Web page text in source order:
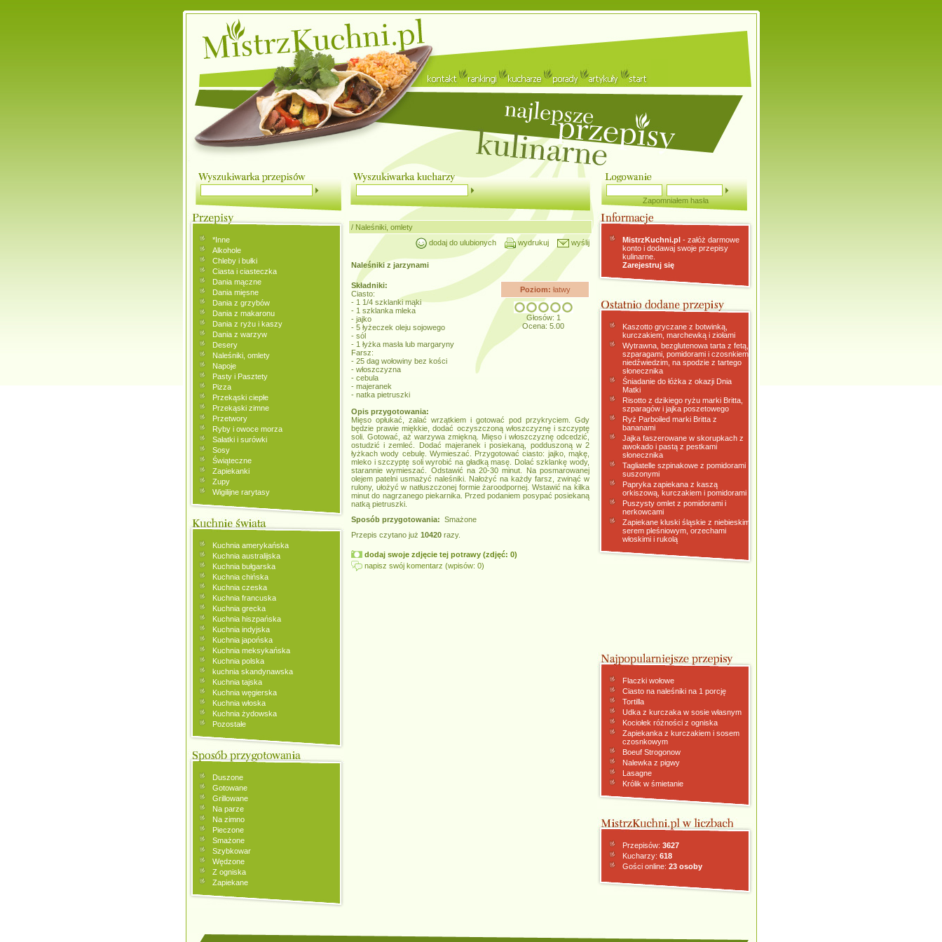
Zapomniałem hasła
*Inne
Alkohole
Chleby i bułki
Ciasta i ciasteczka
Dania mączne
Dania mięsne
Dania z grzybów
Dania z makaronu
Dania z ryżu i kaszy
Dania z warzyw
Desery
Naleśniki, omlety
Napoje
Pasty i Pasztety
Pizza
Przekąski ciepłe
Przekąski zimne
Przetwory
Ryby i owoce morza
Sałatki i surówki
Sosy
Świąteczne
Zapiekanki
Zupy
Wigilijne rarytasy
Kuchnia amerykańska
Kuchnia australijska
Kuchnia bułgarska
Kuchnia chińska
Kuchnia czeska
Kuchnia francuska
Kuchnia grecka
Kuchnia hiszpańska
Kuchnia indyjska
Kuchnia japońska
Kuchnia meksykańska
Kuchnia polska
kuchnia skandynawska
Kuchnia tajska
Kuchnia węgierska
Kuchnia włoska
Kuchnia żydowska
Pozostałe
Duszone
Gotowane
Grillowane
Na parze
Na zimno
Pieczone
Smażone
Szybkowar
Wędzone
Z ogniska
Zapiekane
/ Naleśniki, omlety
dodaj do ulubionych
wydrukuj wyślij
Naleśniki z jarzynami
Poziom: łatwy
Głosów: 1
Ocena: 5.00
Składniki:
Ciasto:
- 1 1/4 szklanki mąki
- 1 szklanka mleka
- jajko
- 5 łyżeczek oleju sojowego
- sól
- 1 łyżka masła lub margaryny
Farsz:
- 25 dag wołowiny bez kości
- włoszczyzna
- cebula
- majeranek
- natka pietruszki
Opis przygotowania:
Mięso opłukać, zalać wrzątkiem i gotować pod przykryciem. Gdy
będzie prawie miękkie, dodać oczyszczoną włoszczyznę i szczyptę
soli. Gotować, aż warzywa zmiękną. Mięso i włoszczyznę odcedzić,
ostudzić i zemleć. Dodać majeranek i posiekaną, podduszoną w 2
łyżkach wody cebulę. Wymieszać. Przygotować ciasto: jajko, mąkę,
mleko i szczyptę soli wyrobić na gładką masę. Dolać szklankę wody,
starannie wymieszać. Odstawić na 20-30 minut. Na posmarowanej
olejem patelni usmażyć naleśniki. Nałożyć na każdy farsz, zwinąć w
rulony, ułożyć w natłuszczonej formie żaroodpornej. Wstawić na kilka
minut do nagrzanego piekarnika. Przed podaniem posypać posiekaną
natką pietruszki.
Sposób przygotowania: Smażone
Przepis czytano już 10420 razy.
dodaj swoje zdjęcie tej potrawy (zdjęć: 0)
napisz swój komentarz (wpisów: 0)
MistrzKuchni.pl- załóż darmowe
konto i dodawaj swoje przepisy
kulinarne.
Zarejestruj się
Kaszotto gryczane z botwinką,
kurczakiem, marchewką i ziołami
Wytrawna, bezglutenowa tarta z fetą,
szparagami, pomidorami i czosnkiem
niedźwiedzim, na spodzie z tartego
słonecznika
Śniadanie do łóżka z okazji Dnia
Matki
Risotto z dzikiego ryżu marki Britta,
szparagów i jajka poszetowego
Ryż Parboiled marki Britta z
bananami
Jajka faszerowane w skorupkach z
awokado i pastą z pestkami
słonecznika
Tagliatelle szpinakowe z pomidorami
suszonymi
Papryka zapiekana z kaszą
orkiszową, kurczakiem i pomidorami
Puszysty omlet z pomidorami i
nerkowcami
Zapiekane kluski śląskie z niebieskim
serem pleśniowym, orzechami
włoskimi i rukolą
Flaczki wołowe
Ciasto na naleśniki na 1 porcję
Tortilla
Udka z kurczaka w sosie własnym
Kociołek różności z ogniska
Zapiekanka z kurczakiem i sosem
czosnkowym
Boeuf Strogonow
Nalewka z pigwy
Lasagne
Królik w śmietanie
Przepisów: 3627
Kucharzy: 618
Gości online: 23 osoby